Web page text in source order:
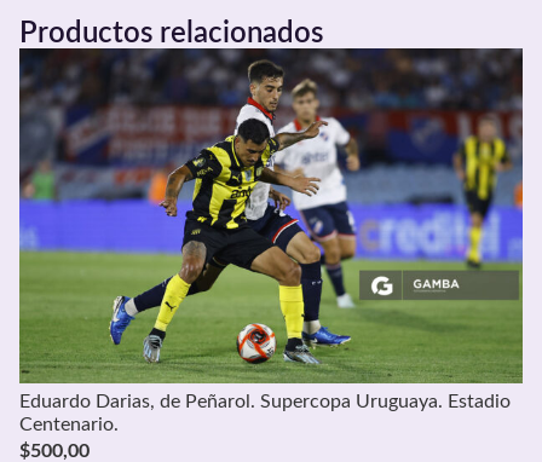
Productos relacionados
Eduardo Darias, de Peñarol. Supercopa Uruguaya. Estadio
Centenario.
$500,00